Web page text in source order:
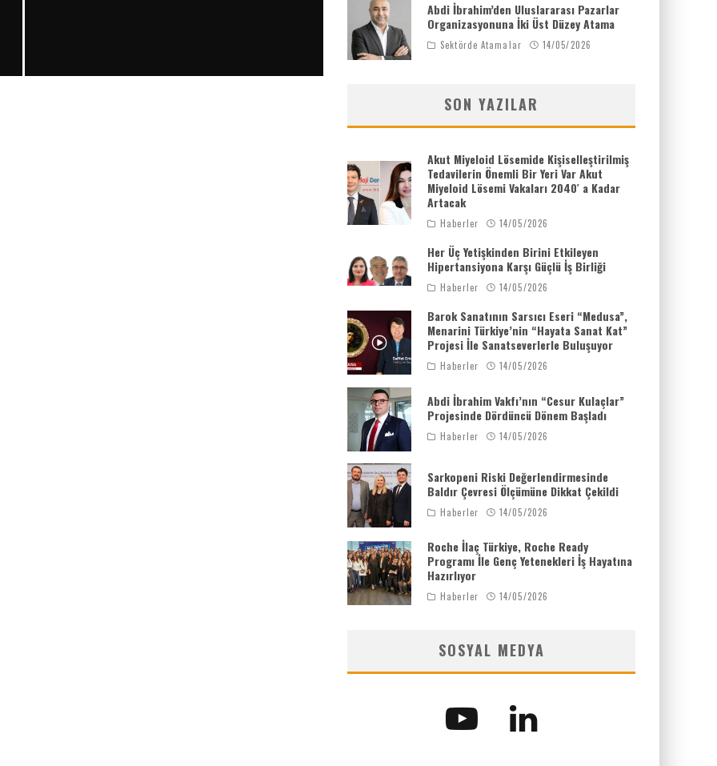
Abdi İbrahim’den Uluslararası Pazarlar
Organizasyonuna İki Üst Düzey Atama
Sektörde Atamalar 14/05/2026
SON YAZILAR
Akut Miyeloid Lösemide Kişiselleştirilmiş
Tedavilerin Önemli Bir Yeri Var Akut
Miyeloid Lösemi Vakaları 2040′ a Kadar
Artacak
Haberler 14/05/2026
Her Üç Yetişkinden Birini Etkileyen
Hipertansiyona Karşı Güçlü İş Birliği
Haberler 14/05/2026
Barok Sanatının Sarsıcı Eseri “Medusa”,
Menarini Türkiye’nin “Hayata Sanat Kat”
Projesi İle Sanatseverlerle Buluşuyor
Haberler 14/05/2026
Abdi İbrahim Vakfı’nın “Cesur Kulaçlar”
Projesinde Dördüncü Dönem Başladı
Haberler 14/05/2026
Sarkopeni Riski Değerlendirmesinde
Baldır Çevresi Ölçümüne Dikkat Çekildi
Haberler 14/05/2026
Roche İlaç Türkiye, Roche Ready
Programı İle Genç Yetenekleri İş Hayatına
Hazırlıyor
Haberler 14/05/2026
SOSYAL MEDYA